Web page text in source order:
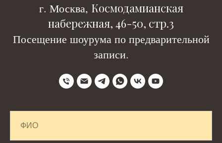
г. Москва, Космодамианская
набережная, 46-50, стр.3
Посещение шоурума по предварительной
записи.